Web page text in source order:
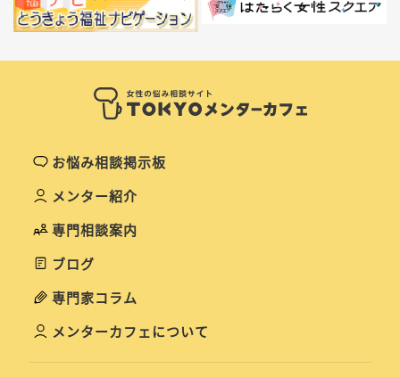
お悩み相談掲示板
メンター紹介
専門相談案内
ブログ
専門家コラム
メンターカフェについて